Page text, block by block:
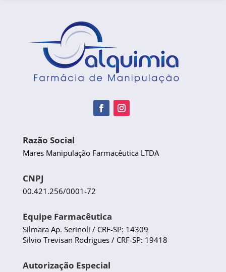
Razão Social
Mares Manipulação Farmacêutica LTDA
CNPJ
00.421.256/0001-72
Equipe Farmacêutica
Silmara Ap. Serinoli / CRF-SP: 14309
Silvio Trevisan Rodrigues / CRF-SP: 19418
Autorização Especial